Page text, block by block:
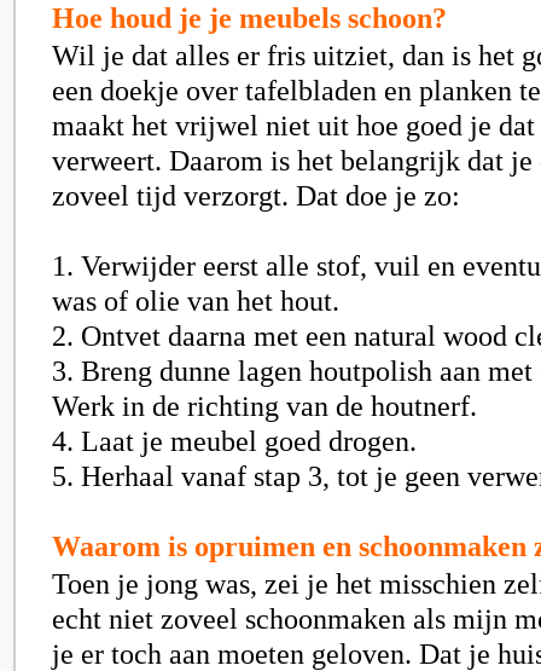
Hoe houd je je meubels schoon?
Wil je dat alles er fris uitziet, dan is het
een doekje over tafelbladen en planken
maakt het vrijwel niet uit hoe goed je
verweert. Daarom is het belangrijk dat je
zoveel tijd verzorgt. Dat doe je zo:
1. Verwijder eerst alle stof, vuil en
was of olie van het hout.
2. Ontvet daarna met een natural wood
3. Breng dunne lagen houtpolish aan met
Werk in de richting van de houtnerf.
4. Laat je meubel goed drogen.
5. Herhaal vanaf stap 3, tot je geen
Waarom is opruimen en
Toen je jong was, zei je het misschien
echt niet zoveel schoonmaken als mijn
je er toch aan moeten geloven. Dat je